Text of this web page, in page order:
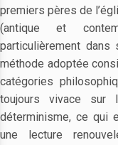
premiers pères de
(antique et
particulièrement dans
méthode adoptée
catégories
toujours vivace sur
déterminisme, ce qui
une lecture